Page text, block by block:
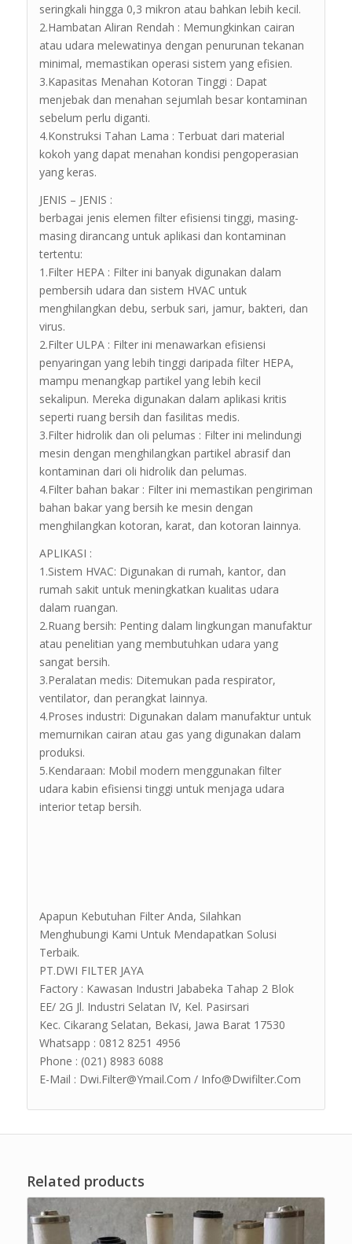
seringkali hingga 0,3 mikron atau bahkan lebih kecil.
2.Hambatan Aliran Rendah : Memungkinkan cairan
atau udara melewatinya dengan penurunan tekanan
minimal, memastikan operasi sistem yang efisien.
3.Kapasitas Menahan Kotoran Tinggi : Dapat
menjebak dan menahan sejumlah besar kontaminan
sebelum perlu diganti.
4.Konstruksi Tahan Lama : Terbuat dari material
kokoh yang dapat menahan kondisi pengoperasian
yang keras.
JENIS – JENIS :
berbagai jenis elemen filter efisiensi tinggi, masing-
masing dirancang untuk aplikasi dan kontaminan
tertentu:
1.Filter HEPA : Filter ini banyak digunakan dalam
pembersih udara dan sistem HVAC untuk
menghilangkan debu, serbuk sari, jamur, bakteri, dan
virus.
2.Filter ULPA : Filter ini menawarkan efisiensi
penyaringan yang lebih tinggi daripada filter HEPA,
mampu menangkap partikel yang lebih kecil
sekalipun. Mereka digunakan dalam aplikasi kritis
seperti ruang bersih dan fasilitas medis.
3.Filter hidrolik dan oli pelumas : Filter ini melindungi
mesin dengan menghilangkan partikel abrasif dan
kontaminan dari oli hidrolik dan pelumas.
4.Filter bahan bakar : Filter ini memastikan pengiriman
bahan bakar yang bersih ke mesin dengan
menghilangkan kotoran, karat, dan kotoran lainnya.
APLIKASI :
1.Sistem HVAC: Digunakan di rumah, kantor, dan
rumah sakit untuk meningkatkan kualitas udara
dalam ruangan.
2.Ruang bersih: Penting dalam lingkungan manufaktur
atau penelitian yang membutuhkan udara yang
sangat bersih.
3.Peralatan medis: Ditemukan pada respirator,
ventilator, dan perangkat lainnya.
4.Proses industri: Digunakan dalam manufaktur untuk
memurnikan cairan atau gas yang digunakan dalam
produksi.
5.Kendaraan: Mobil modern menggunakan filter
udara kabin efisiensi tinggi untuk menjaga udara
interior tetap bersih.
Apapun Kebutuhan Filter Anda, Silahkan
Menghubungi Kami Untuk Mendapatkan Solusi
Terbaik.
PT.DWI FILTER JAYA
Factory : Kawasan Industri Jababeka Tahap 2 Blok
EE/ 2G Jl. Industri Selatan IV, Kel. Pasirsari
Kec. Cikarang Selatan, Bekasi, Jawa Barat 17530
Whatsapp : 0812 8251 4956
Phone : (021) 8983 6088
E-Mail : Dwi.Filter@Ymail.Com / Info@Dwifilter.Com
Related products